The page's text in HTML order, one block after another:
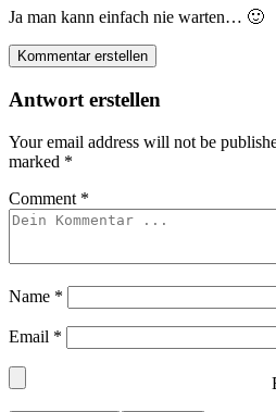
Ja man kann einfach nie warten… 🙂
Kommentar erstellen
Antwort erstellen
Your email address will not be
marked *
Comment *
Name *
Email *